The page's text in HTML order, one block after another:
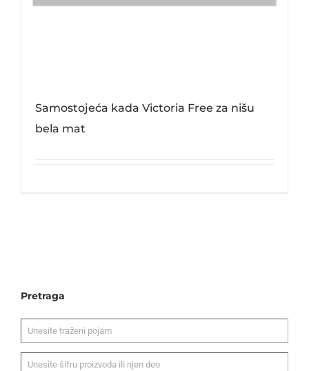
Samostojeća kada Victoria Free za nišu
bela mat
Pretraga